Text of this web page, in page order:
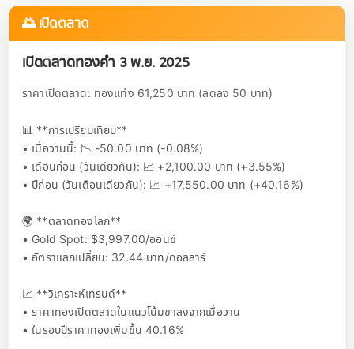
🌅 เปิดตลาด
เปิดตลาดทองคำ 3 พ.ย. 2025
ราคาเปิดตลาด: ทองแท่ง 61,250 บาท (ลดลง 50 บาท)
📊 **การเปรียบเทียบ**
• เมื่อวานนี้: 📉 -50.00 บาท (-0.08%)
• เดือนก่อน (วันเดียวกัน): 📈 +2,100.00 บาท (+3.55%)
• ปีก่อน (วันเดือนเดียวกัน): 📈 +17,550.00 บาท (+40.16%)
🌍 **ตลาดทองโลก**
• Gold Spot: $3,997.00/ออนซ์
• อัตราแลกเปลี่ยน: 32.44 บาท/ดอลลาร์
📈 **วิเคราะห์เทรนด์**
• ราคาทองเปิดตลาดในแนวโน้มขาลงจากเมื่อวาน
• ในรอบปีราคาทองเพิ่มขึ้น 40.16%